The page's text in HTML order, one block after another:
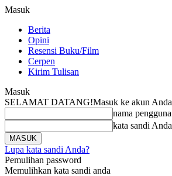
Masuk
Berita
Opini
Resensi Buku/Film
Cerpen
Kirim Tulisan
Masuk
SELAMAT DATANG!Masuk ke akun Anda
nama pengguna
kata sandi Anda
Lupa kata sandi Anda?
Pemulihan password
Memulihkan kata sandi anda